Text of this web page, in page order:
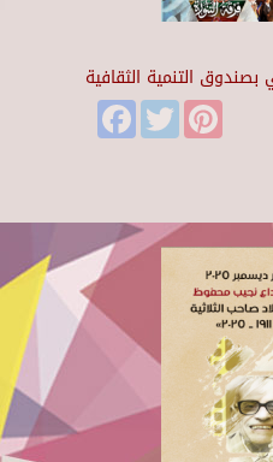
بصندوق التنمية الثقافية
FacebookTwitter